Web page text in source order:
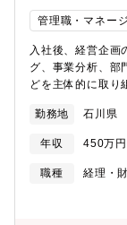
工機。・スギノマ
る工程設計・工具
2024年に量産開
ンド市場へ展開予
ルは、調達から物
クラウドの構築
「ARUMCODE3
ではなく、今後
を目指していま
管理職・マネー
入社後、経営企画
グ、事業分析、部
どを主体的に取り
いく役割を担っ
かしながら、会
の活躍を期待し
ータ集計■KPIモ
ョンの魅力≫◎数
勤務地 石川県
年収 450万
職種
経理・